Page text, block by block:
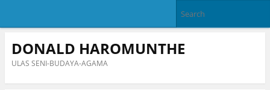
DONALD HAROMUNTHE
ULAS SENI-BUDAYA-AGAMA